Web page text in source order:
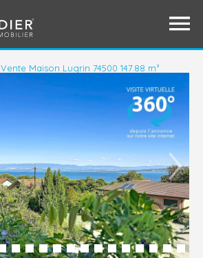
Vente Maison Lugrin 74500 147.88 m²